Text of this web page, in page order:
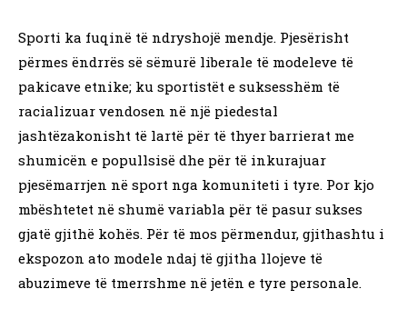
Sporti ka fuqinë të ndryshojë mendje. Pjesërisht
përmes ëndrrës së sëmurë liberale të modeleve të
pakicave etnike; ku sportistët e suksesshëm të
racializuar vendosen në një piedestal
jashtëzakonisht të lartë për të thyer barrierat me
shumicën e popullsisë dhe për të inkurajuar
pjesëmarrjen në sport nga komuniteti i tyre. Por kjo
mbështetet në shumë variabla për të pasur sukses
gjatë gjithë kohës. Për të mos përmendur, gjithashtu i
ekspozon ato modele ndaj të gjitha llojeve të
abuzimeve të tmerrshme në jetën e tyre personale.